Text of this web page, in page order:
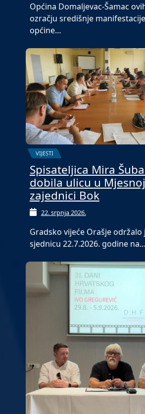
Općina Domaljevac-Šamac
ozračju središnje
općine…
VIJESTI
Spisateljica Mira
dobila ulicu u Mjesnoj
zajednici Bok
22. srpnja 2026.
Gradsko vijeće Orašje održalo
sjednicu 22.7.2026. godine na…